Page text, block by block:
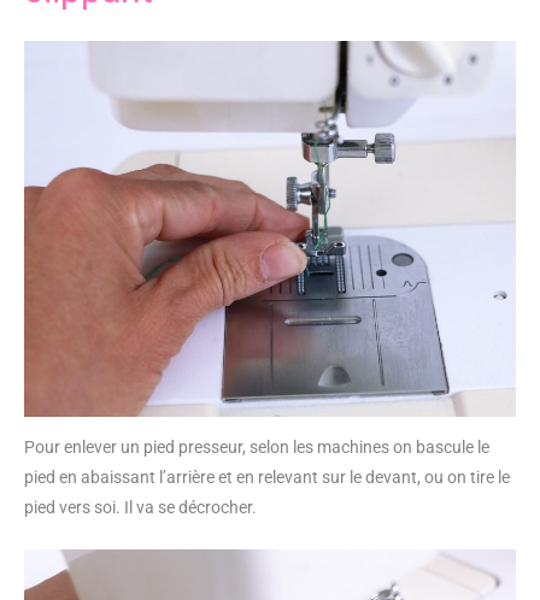
Pour enlever un pied presseur, selon les machines on bascule le
pied en abaissant l’arrière et en relevant sur le devant, ou on tire le
pied vers soi. Il va se décrocher.